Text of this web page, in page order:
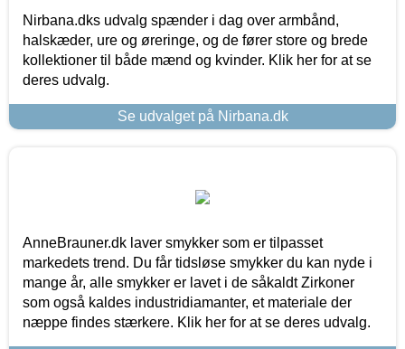
Nirbana.dks udvalg spænder i dag over armbånd,
halskæder, ure og øreringe, og de fører store og brede
kollektioner til både mænd og kvinder. Klik her for at se
deres udvalg.
Se udvalget på Nirbana.dk
AnneBrauner.dk laver smykker som er tilpasset
markedets trend. Du får tidsløse smykker du kan nyde i
mange år, alle smykker er lavet i de såkaldt Zirkoner
som også kaldes industridiamanter, et materiale der
næppe findes stærkere. Klik her for at se deres udvalg.